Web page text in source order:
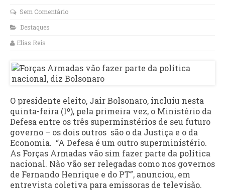
Sem Comentário
Destaques
Elias Reis
O presidente eleito, Jair Bolsonaro, incluiu nesta
quinta-feira (1º), pela primeira vez, o Ministério da
Defesa entre os três superminstérios de seu futuro
governo – os dois outros são o da Justiça e o da
Economia. “A Defesa é um outro superministério.
As Forças Armadas vão sim fazer parte da política
nacional. Não vão ser relegadas como nos governos
de Fernando Henrique e do PT”, anunciou, em
entrevista coletiva para emissoras de televisão.